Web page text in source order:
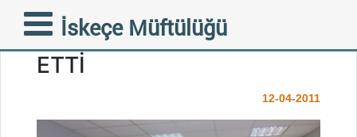
İskeçe Müftülüğü
İSKEÇE MÜFTÜSÜ
DERNEKLERİ ZİYARET
ETTİ
12-04-2011